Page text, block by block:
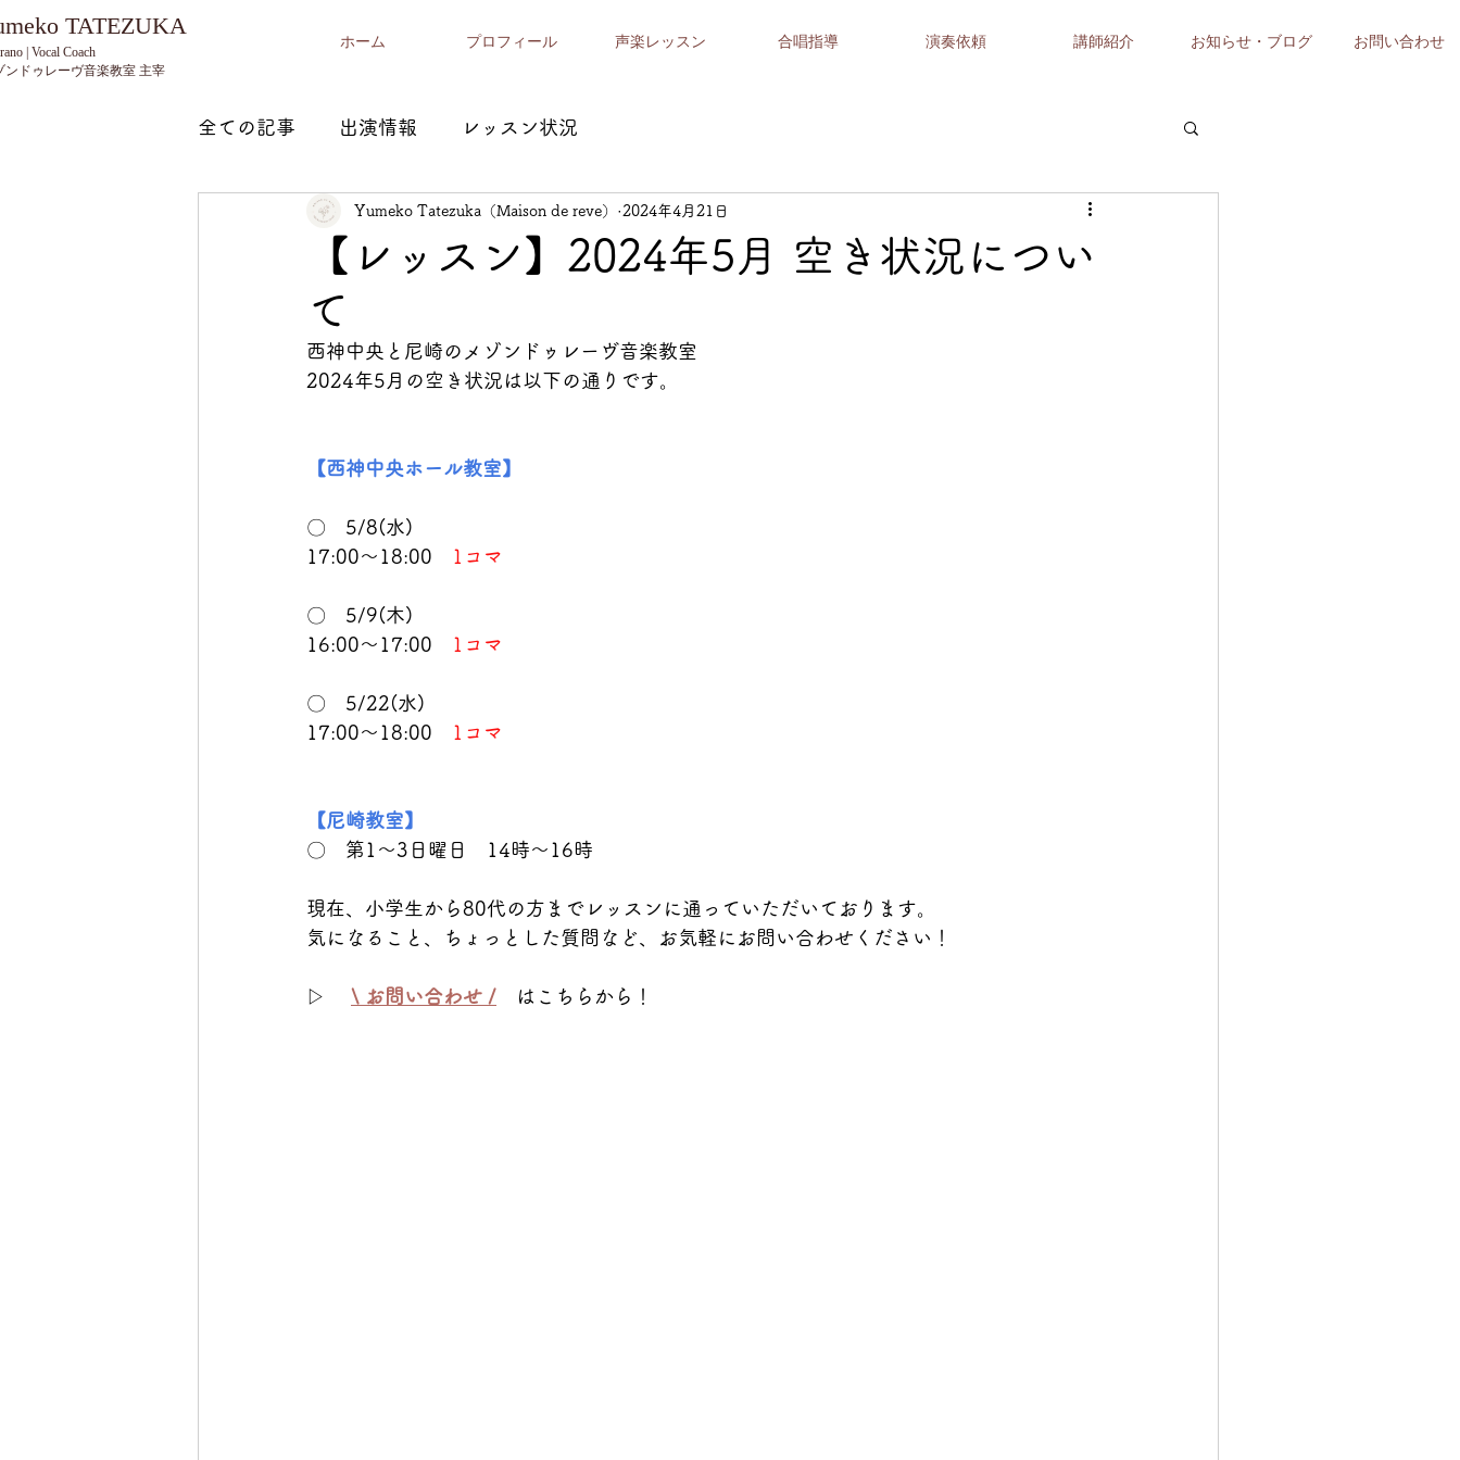
TATEZUKA
| Vocal Coach
ンドゥレーヴ音楽教室 主宰
ホーム プロフィール 声楽レッスン 合唱指導 演奏依頼 講師紹介 お知らせ・ブログ お問い合わせ
全ての記事 出演情報 レッスン状況
【レッスン】2024年5月 空き状況につい
て
Yumeko Tatezuka（Maison de reve） 2024年4月21日
西神中央と尼崎のメゾンドゥレーヴ音楽教室
2024年5月の空き状況は以下の通りです。
【西神中央ホール教室】
〇　5/8(水)
17:00～18:00
1コマ
〇　5/9(木)
16:00～17:00
1コマ
〇　5/22(水)
17:00～18:00
1コマ
【尼崎教室】
〇　第1～3日曜日　14時～16時
現在、小学生から80代の方までレッスンに通っていただいております。
気になること、ちょっとした質問など、お気軽にお問い合わせください！
▷ \ お問い合わせ / はこちらから！